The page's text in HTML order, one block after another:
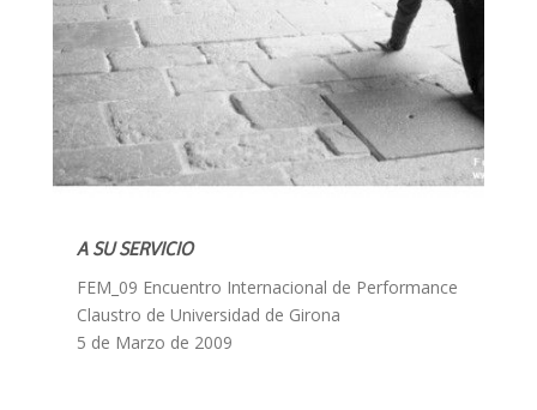
A SU SERVICIO
FEM_09 Encuentro Internacional de Performance
Claustro de Universidad de Girona
5 de Marzo de 2009